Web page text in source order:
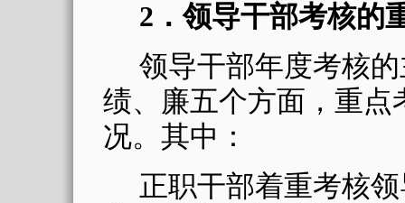
2 ．领导干部考核的
领导干部年度考核
绩、廉五个方面，重点
况。其中：
正职干部着重考核